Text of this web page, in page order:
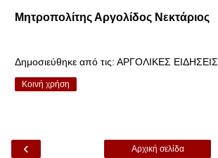
Μητροπολίτης Αργολίδος Νεκτάριος
Δημοσιεύθηκε από τις: ΑΡΓΟΛΙΚΕΣ ΕΙΔΗΣΕΙΣ
Κοινή χρήση
‹ Αρχική σελίδα